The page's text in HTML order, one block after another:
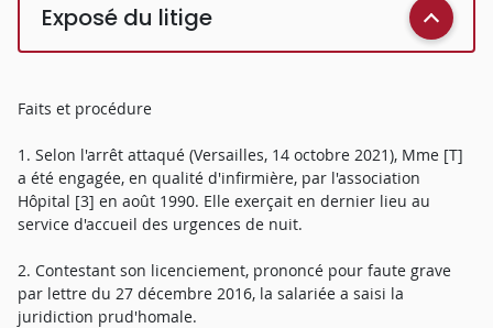
Exposé du litige
Faits et procédure
1. Selon l'arrêt attaqué (Versailles, 14 octobre 2021), Mme [T]
a été engagée, en qualité d'infirmière, par l'association
Hôpital [3] en août 1990. Elle exerçait en dernier lieu au
service d'accueil des urgences de nuit.
2. Contestant son licenciement, prononcé pour faute grave
par lettre du 27 décembre 2016, la salariée a saisi la
juridiction prud'homale.